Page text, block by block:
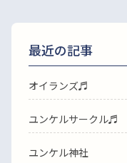
最近の記事
オイランズ♬
ユンケルサークル♬
ユンケル神社